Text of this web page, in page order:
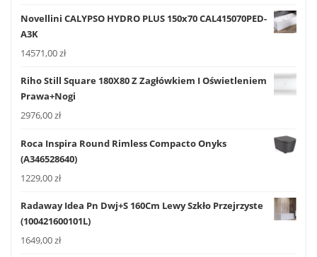
Novellini CALYPSO HYDRO PLUS 150x70 CAL415070PED-
A3K
14571,00zł
Riho Still Square 180X80 Z Zagłówkiem I Oświetleniem
Prawa+Nogi
2976,00zł
Roca Inspira Round Rimless Compacto Onyks
(A346528640)
1229,00zł
Radaway Idea Pn Dwj+S 160Cm Lewy Szkło Przejrzyste
(100421600101L)
1649,00zł